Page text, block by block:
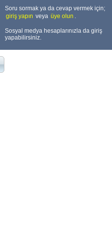
Soru sormak ya da cevap vermek için;
giriş yapın veya üye olun .
Sosyal medya hesaplarınızla da giriş
yapabilirsiniz.